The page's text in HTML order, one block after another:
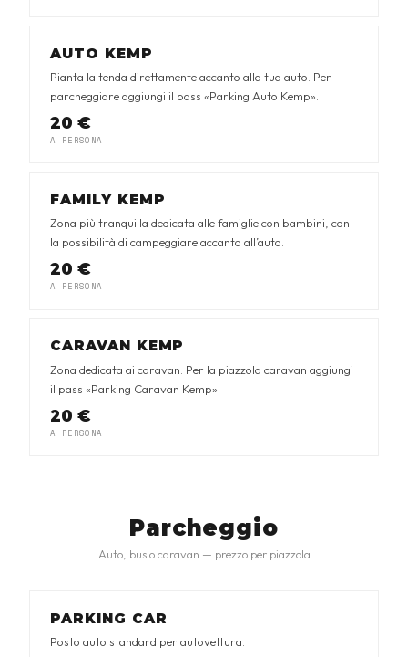
AUTO KEMP
Pianta la tenda direttamente accanto alla tua auto. Per
parcheggiare aggiungi il pass «Parking Auto Kemp».
20 €
A PERSONA
FAMILY KEMP
Zona più tranquilla dedicata alle famiglie con bambini, con
la possibilità di campeggiare accanto all’auto.
20 €
A PERSONA
CARAVAN KEMP
Zona dedicata ai caravan. Per la piazzola caravan aggiungi
il pass «Parking Caravan Kemp».
20 €
A PERSONA
Parcheggio
Auto, bus o caravan — prezzo per piazzola
PARKING CAR
Posto auto standard per autovettura.